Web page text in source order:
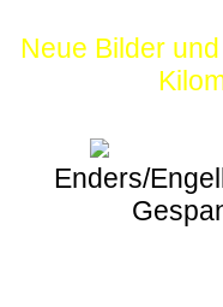
Neue Bilder
Enders/